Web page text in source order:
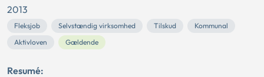
2013
Fleksjob Selvstændig virksomhed Tilskud
Kommunal
Aktivloven
Gældende
Resumé: